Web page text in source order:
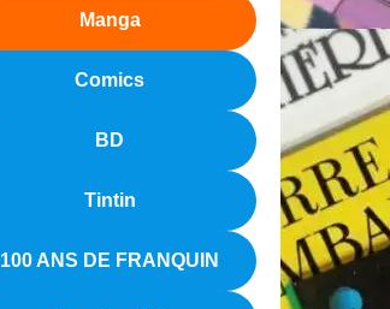
Manga
Comics
BD
Tintin
100 ANS DE FRANQUIN